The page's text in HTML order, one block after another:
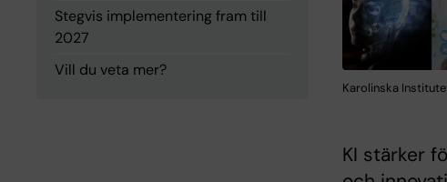
Stegvis implementering fram till
2027
Vill du veta mer?
Karolinska
KI stärker